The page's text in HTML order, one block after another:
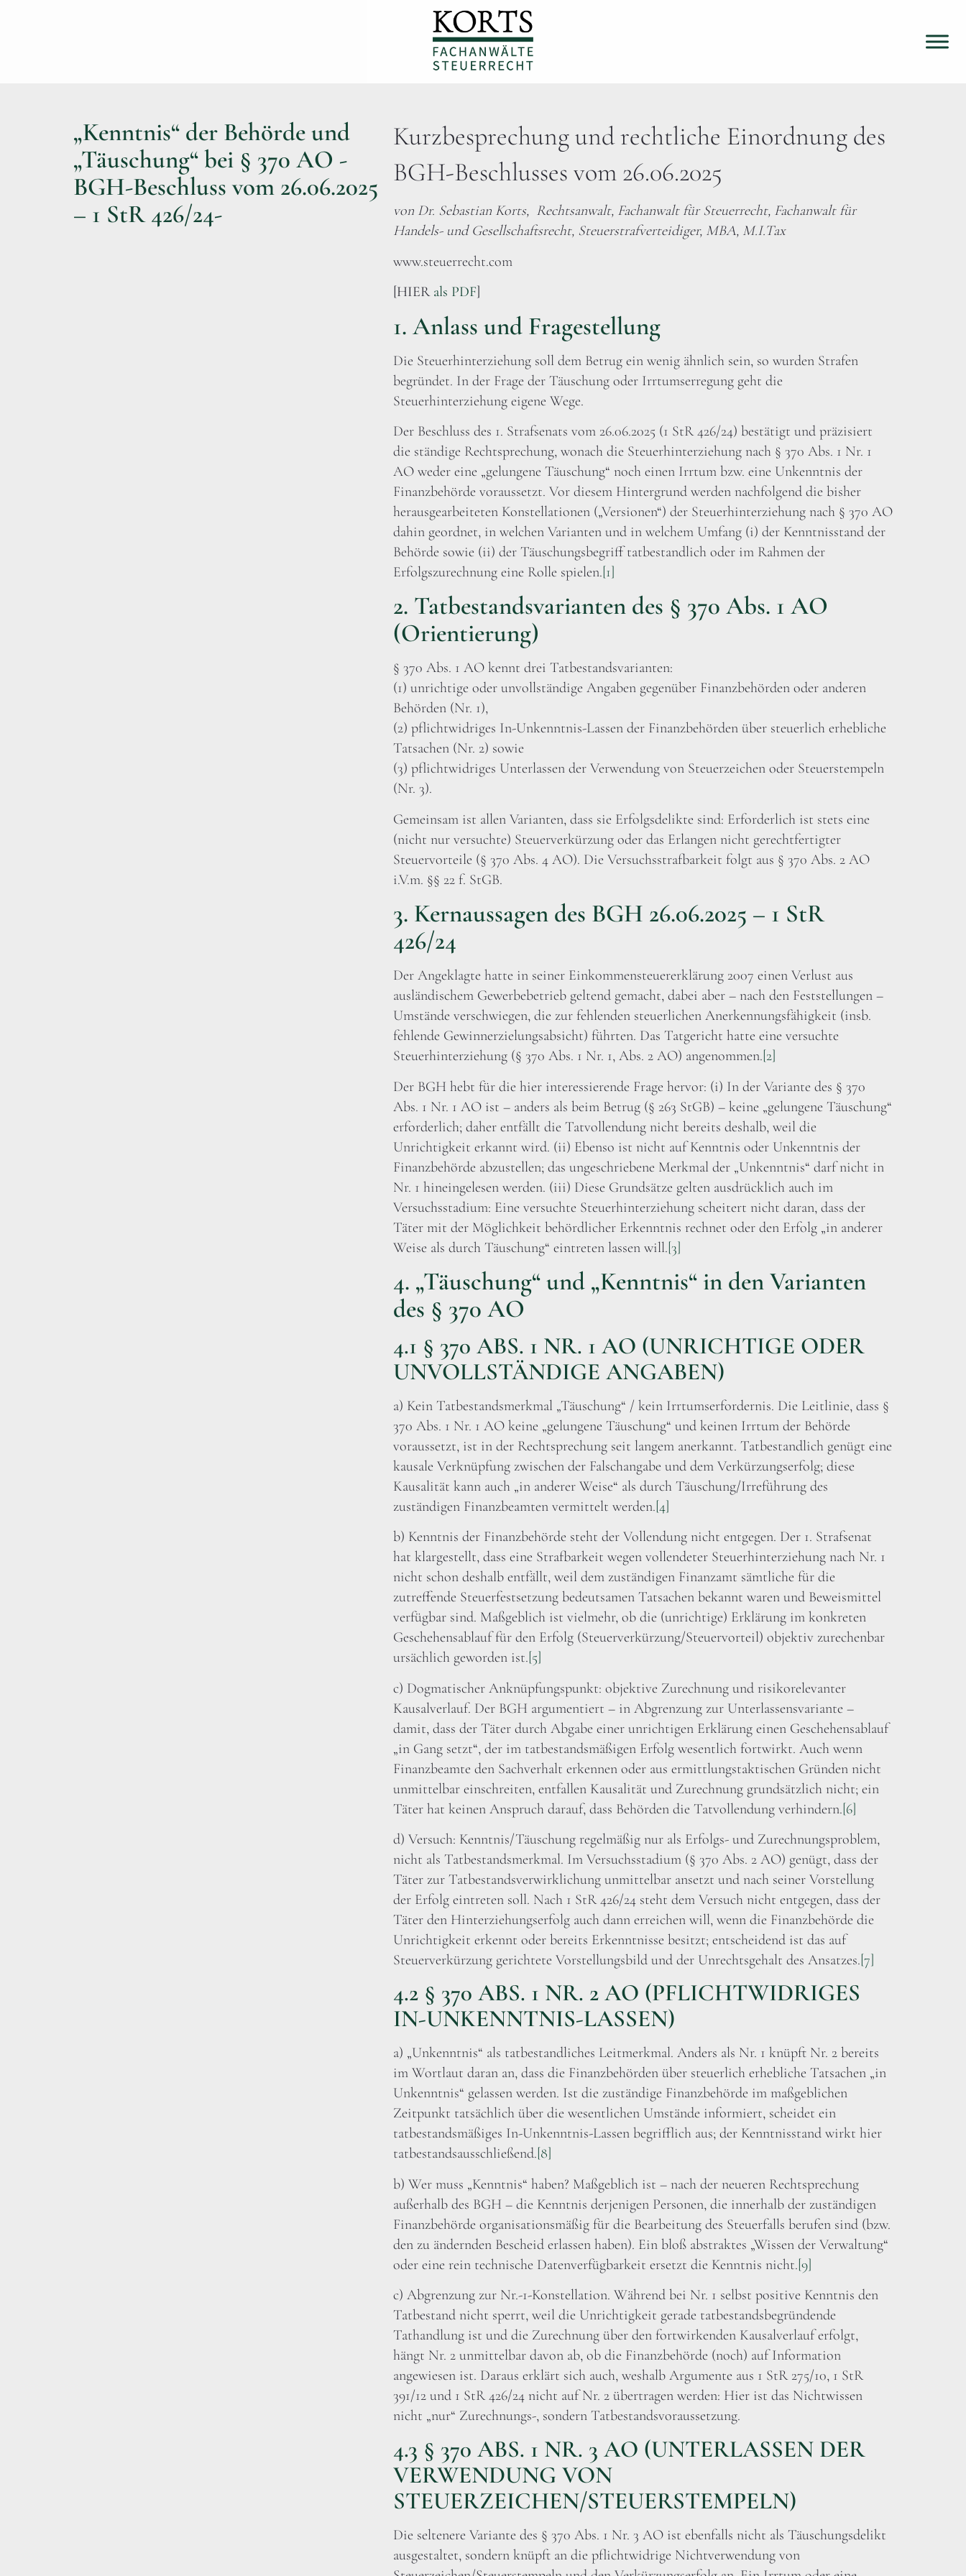
„Kenntnis“ der Behörde und
„Täuschung“ bei § 370 AO -
BGH-Beschluss vom 26.06.2025
– 1 StR 426/24-
Kurzbesprechung und rechtliche Einordnung des
BGH-Beschlusses vom 26.06.2025
von Dr. Sebastian Korts, Rechtsanwalt, Fachanwalt für Steuerrecht, Fachanwalt für
Handels- und Gesellschaftsrecht, Steuerstrafverteidiger, MBA, M.I.Tax
www.steuerrecht.com
[HIER als PDF]
1. Anlass und Fragestellung
Die Steuerhinterziehung soll dem Betrug ein wenig ähnlich sein, so wurden Strafen
begründet. In der Frage der Täuschung oder Irrtumserregung geht die
Steuerhinterziehung eigene Wege.
Der Beschluss des 1. Strafsenats vom 26.06.2025 (1 StR 426/24) bestätigt und präzisiert
die ständige Rechtsprechung, wonach die Steuerhinterziehung nach § 370 Abs. 1 Nr. 1
AO weder eine „gelungene Täuschung“ noch einen Irrtum bzw. eine Unkenntnis der
Finanzbehörde voraussetzt. Vor diesem Hintergrund werden nachfolgend die bisher
herausgearbeiteten Konstellationen („Versionen“) der Steuerhinterziehung nach § 370 AO
dahin geordnet, in welchen Varianten und in welchem Umfang (i) der Kenntnisstand der
Behörde sowie (ii) der Täuschungsbegriff tatbestandlich oder im Rahmen der
Erfolgszurechnung eine Rolle spielen.[1]
2. Tatbestandsvarianten des § 370 Abs. 1 AO
(Orientierung)
§ 370 Abs. 1 AO kennt drei Tatbestandsvarianten:
(1) unrichtige oder unvollständige Angaben gegenüber Finanzbehörden oder anderen
Behörden (Nr. 1),
(2) pflichtwidriges In-Unkenntnis-Lassen der Finanzbehörden über steuerlich erhebliche
Tatsachen (Nr. 2) sowie
(3) pflichtwidriges Unterlassen der Verwendung von Steuerzeichen oder Steuerstempeln
(Nr. 3).
Gemeinsam ist allen Varianten, dass sie Erfolgsdelikte sind: Erforderlich ist stets eine
(nicht nur versuchte) Steuerverkürzung oder das Erlangen nicht gerechtfertigter
Steuervorteile (§ 370 Abs. 4 AO). Die Versuchsstrafbarkeit folgt aus § 370 Abs. 2 AO
i.V.m. §§ 22 f. StGB.
3. Kernaussagen des BGH 26.06.2025 – 1 StR
426/24
Der Angeklagte hatte in seiner Einkommensteuererklärung 2007 einen Verlust aus
ausländischem Gewerbebetrieb geltend gemacht, dabei aber – nach den Feststellungen –
Umstände verschwiegen, die zur fehlenden steuerlichen Anerkennungsfähigkeit (insb.
fehlende Gewinnerzielungsabsicht) führten. Das Tatgericht hatte eine versuchte
Steuerhinterziehung (§ 370 Abs. 1 Nr. 1, Abs. 2 AO) angenommen.[2]
Der BGH hebt für die hier interessierende Frage hervor: (i) In der Variante des § 370
Abs. 1 Nr. 1 AO ist – anders als beim Betrug (§ 263 StGB) – keine „gelungene Täuschung“
erforderlich; daher entfällt die Tatvollendung nicht bereits deshalb, weil die
Unrichtigkeit erkannt wird. (ii) Ebenso ist nicht auf Kenntnis oder Unkenntnis der
Finanzbehörde abzustellen; das ungeschriebene Merkmal der „Unkenntnis“ darf nicht in
Nr. 1 hineingelesen werden. (iii) Diese Grundsätze gelten ausdrücklich auch im
Versuchsstadium: Eine versuchte Steuerhinterziehung scheitert nicht daran, dass der
Täter mit der Möglichkeit behördlicher Erkenntnis rechnet oder den Erfolg „in anderer
Weise als durch Täuschung“ eintreten lassen will.[3]
4. „Täuschung“ und „Kenntnis“ in den Varianten
des § 370 AO
4.1 § 370 ABS. 1 NR. 1 AO (UNRICHTIGE ODER
UNVOLLSTÄNDIGE ANGABEN)
a) Kein Tatbestandsmerkmal „Täuschung“ / kein Irrtumserfordernis. Die Leitlinie, dass §
370 Abs. 1 Nr. 1 AO keine „gelungene Täuschung“ und keinen Irrtum der Behörde
voraussetzt, ist in der Rechtsprechung seit langem anerkannt. Tatbestandlich genügt eine
kausale Verknüpfung zwischen der Falschangabe und dem Verkürzungserfolg; diese
Kausalität kann auch „in anderer Weise“ als durch Täuschung/Irreführung des
zuständigen Finanzbeamten vermittelt werden.[4]
b) Kenntnis der Finanzbehörde steht der Vollendung nicht entgegen. Der 1. Strafsenat
hat klargestellt, dass eine Strafbarkeit wegen vollendeter Steuerhinterziehung nach Nr. 1
nicht schon deshalb entfällt, weil dem zuständigen Finanzamt sämtliche für die
zutreffende Steuerfestsetzung bedeutsamen Tatsachen bekannt waren und Beweismittel
verfügbar sind. Maßgeblich ist vielmehr, ob die (unrichtige) Erklärung im konkreten
Geschehensablauf für den Erfolg (Steuerverkürzung/Steuervorteil) objektiv zurechenbar
ursächlich geworden ist.[5]
c) Dogmatischer Anknüpfungspunkt: objektive Zurechnung und risikorelevanter
Kausalverlauf. Der BGH argumentiert – in Abgrenzung zur Unterlassensvariante –
damit, dass der Täter durch Abgabe einer unrichtigen Erklärung einen Geschehensablauf
„in Gang setzt“, der im tatbestandsmäßigen Erfolg wesentlich fortwirkt. Auch wenn
Finanzbeamte den Sachverhalt erkennen oder aus ermittlungstaktischen Gründen nicht
unmittelbar einschreiten, entfallen Kausalität und Zurechnung grundsätzlich nicht; ein
Täter hat keinen Anspruch darauf, dass Behörden die Tatvollendung verhindern.[6]
d) Versuch: Kenntnis/Täuschung regelmäßig nur als Erfolgs- und Zurechnungsproblem,
nicht als Tatbestandsmerkmal. Im Versuchsstadium (§ 370 Abs. 2 AO) genügt, dass der
Täter zur Tatbestandsverwirklichung unmittelbar ansetzt und nach seiner Vorstellung
der Erfolg eintreten soll. Nach 1 StR 426/24 steht dem Versuch nicht entgegen, dass der
Täter den Hinterziehungserfolg auch dann erreichen will, wenn die Finanzbehörde die
Unrichtigkeit erkennt oder bereits Erkenntnisse besitzt; entscheidend ist das auf
Steuerverkürzung gerichtete Vorstellungsbild und der Unrechtsgehalt des Ansatzes.[7]
4.2 § 370 ABS. 1 NR. 2 AO (PFLICHTWIDRIGES
IN-UNKENNTNIS-LASSEN)
a) „Unkenntnis“ als tatbestandliches Leitmerkmal. Anders als Nr. 1 knüpft Nr. 2 bereits
im Wortlaut daran an, dass die Finanzbehörden über steuerlich erhebliche Tatsachen „in
Unkenntnis“ gelassen werden. Ist die zuständige Finanzbehörde im maßgeblichen
Zeitpunkt tatsächlich über die wesentlichen Umstände informiert, scheidet ein
tatbestandsmäßiges In-Unkenntnis-Lassen begrifflich aus; der Kenntnisstand wirkt hier
tatbestandsausschließend. [8]
b) Wer muss „Kenntnis“ haben? Maßgeblich ist – nach der neueren Rechtsprechung
außerhalb des BGH – die Kenntnis derjenigen Personen, die innerhalb der zuständigen
Finanzbehörde organisationsmäßig für die Bearbeitung des Steuerfalls berufen sind (bzw.
den zu ändernden Bescheid erlassen haben). Ein bloß abstraktes „Wissen der Verwaltung“
oder eine rein technische Datenverfügbarkeit ersetzt die Kenntnis nicht.[9]
c) Abgrenzung zur Nr.-1-Konstellation. Während bei Nr. 1 selbst positive Kenntnis den
Tatbestand nicht sperrt, weil die Unrichtigkeit gerade tatbestandsbegründende
Tathandlung ist und die Zurechnung über den fortwirkenden Kausalverlauf erfolgt,
hängt Nr. 2 unmittelbar davon ab, ob die Finanzbehörde (noch) auf Information
angewiesen ist. Daraus erklärt sich auch, weshalb Argumente aus 1 StR 275/10, 1 StR
391/12 und 1 StR 426/24 nicht auf Nr. 2 übertragen werden: Hier ist das Nichtwissen
nicht „nur“ Zurechnungs-, sondern Tatbestandsvoraussetzung.
4.3 § 370 ABS. 1 NR. 3 AO (UNTERLASSEN DER
VERWENDUNG VON
STEUERZEICHEN/STEUERSTEMPELN)
Die seltenere Variante des § 370 Abs. 1 Nr. 3 AO ist ebenfalls nicht als Täuschungsdelikt
ausgestaltet, sondern knüpft an die pflichtwidrige Nichtverwendung von